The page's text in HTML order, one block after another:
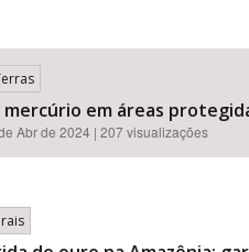
em áreas
Abr de 2024 | 207 visualizações